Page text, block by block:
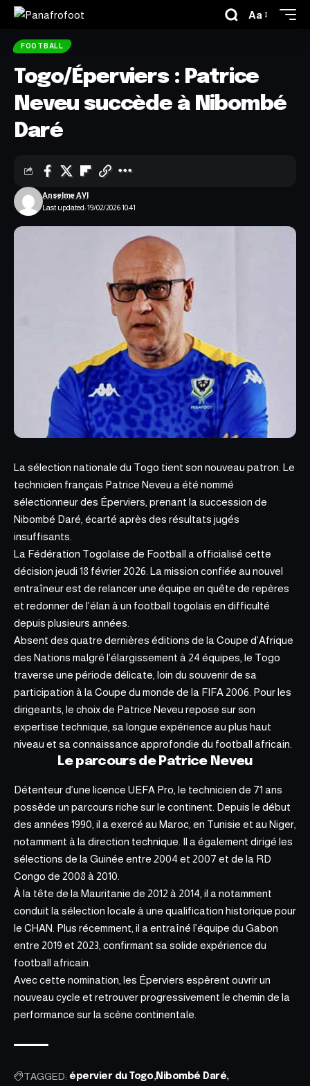
Aa
FOOTBALL
Togo/Éperviers : Patrice
Neveu succède à Nibombé
Daré
Last updated: 19/02/2026 10:41
Anselme AVI
La sélection nationale du Togo tient son nouveau patron. Le
technicien français Patrice Neveu a été nommé
sélectionneur des Éperviers, prenant la succession de
Nibombé Daré, écarté après des résultats jugés
insuffisants.
La Fédération Togolaise de Football a officialisé cette
décision jeudi 18 février 2026. La mission confiée au nouvel
entraîneur est de relancer une équipe en quête de repères
et redonner de l’élan à un football togolais en difficulté
depuis plusieurs années.
Absent des quatre dernières éditions de la Coupe d’Afrique
des Nations malgré l’élargissement à 24 équipes, le Togo
traverse une période délicate, loin du souvenir de sa
participation à la Coupe du monde de la FIFA 2006. Pour les
dirigeants, le choix de Patrice Neveu repose sur son
expertise technique , sa longue expérience au plus haut
niveau et sa connaissance approfondie du football africain.
Le parcours de Patrice Neveu
Détenteur d’une licence UEFA Pro, le technicien de 71 ans
possède un parcours riche sur le continent. Depuis le début
des années 1990, il a exercé au Maroc, en Tunisie et au Niger,
notamment à la direction technique. Il a également dirigé les
sélections de la Guinée entre 2004 et 2007 et de la RD
Congo de 2008 à 2010
À la tête de la Mauritanie de 2012 à 2014, il a notamment
conduit la sélection locale à une qualification historique pour
le CHAN. Plus récemment, il a entraîné l’équipe du Gabon
entre 2019 et 2023, confirmant sa solide expérience du
football africain.
Avec cette nomination, les Éperviers espèrent ouvrir un
nouveau cycle et retrouver progressivement le chemin de la
performance sur la scène continentale.
TAGGED: épervier du Togo Nibombé Daré